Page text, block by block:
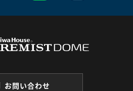
お問い合わせ